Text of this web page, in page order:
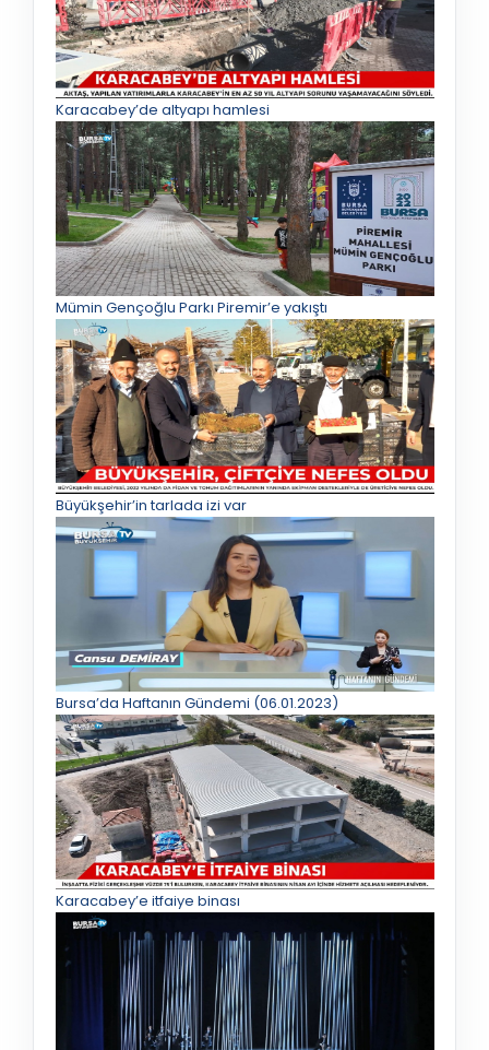
Karacabey’de altyapı hamlesi
Mümin Gençoğlu Parkı Piremir’e yakıştı
Büyükşehir’in tarlada izi var
Bursa’da Haftanın Gündemi (06.01.2023)
Karacabey’e itfaiye binası